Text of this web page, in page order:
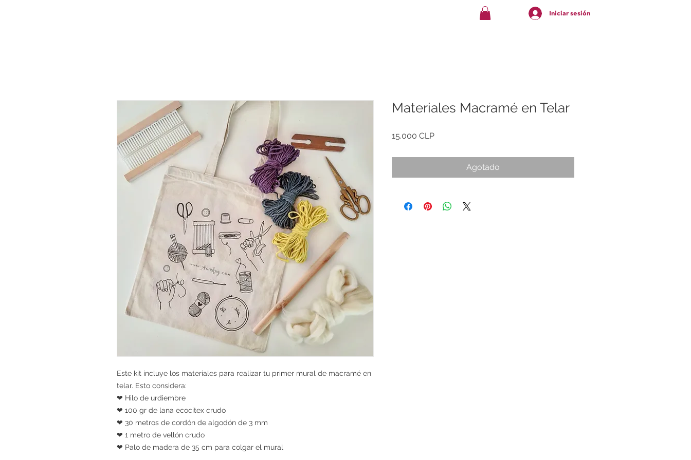
Iniciar sesión
Este kit incluye los materiales para realizar tu primer mural de macramé en
telar. Esto considera:
❤ Hilo de urdiembre
❤ 100 gr de lana ecocitex crudo
❤ 30 metros de cordón de algodón de 3 mm
❤ 1 metro de vellón crudo
❤ Palo de madera de 35 cm para colgar el mural
Materiales Macramé en Telar
15.000 CLPPrecio
Agotado